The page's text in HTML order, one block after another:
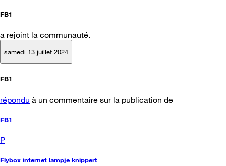
FB1
a rejoint la communauté.
samedi 13 juillet 2024
FB1
répondu à un commentaire sur la publication de
FB1
P
Flybox internet lampje knippert